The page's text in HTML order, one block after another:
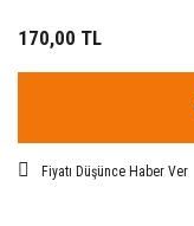
170,00 TL
Fiyatı Düşünce Haber Ver